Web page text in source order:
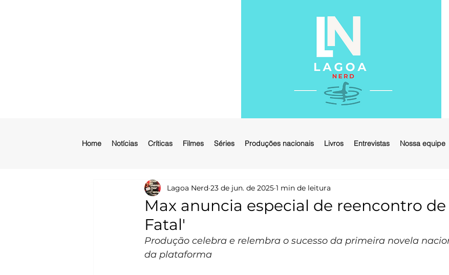
Home Notícias Críticas Filmes Séries Produções nacionais Livros Entrevistas Nossa equipe
Max anuncia especial de reencontro de
Fatal'
Lagoa Nerd 23 de jun. de 2025 1 min de leitura
Produção celebra e relembra o sucesso da primeira novela
da plataforma